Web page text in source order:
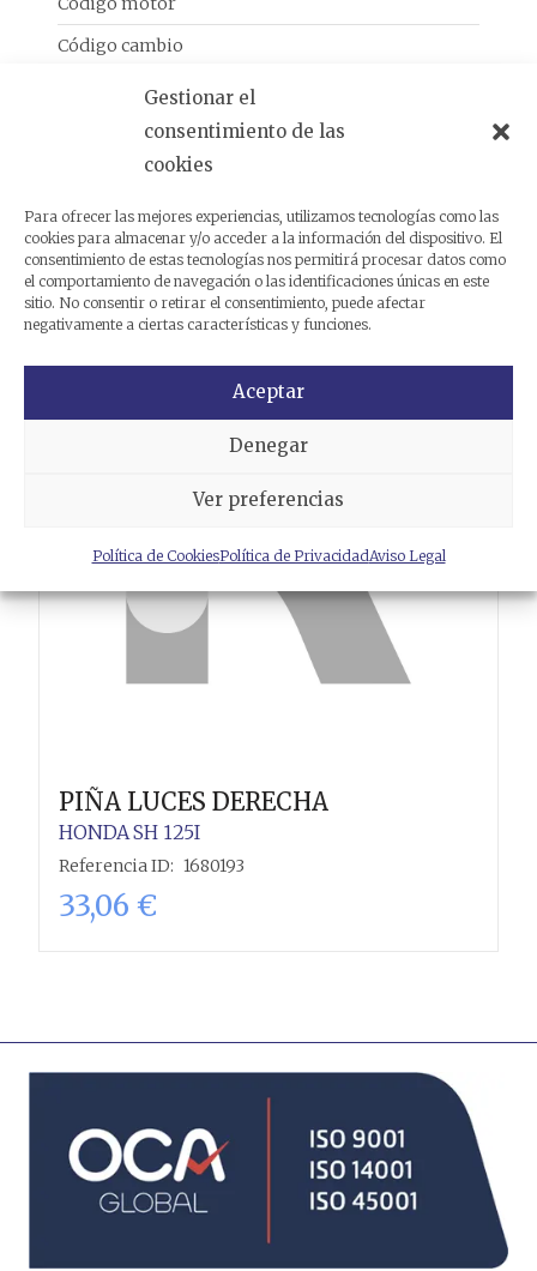
Gestionar el
consentimiento de las
cookies
Para ofrecer las mejores experiencias, utilizamos tecnologías como las
cookies para almacenar y/o acceder a la información del dispositivo. El
consentimiento de estas tecnologías nos permitirá procesar datos como
el comportamiento de navegación o las identificaciones únicas en este
sitio. No consentir o retirar el consentimiento, puede afectar
negativamente a ciertas características y funciones.
Aceptar
Denegar
Ver preferencias
Política de CookiesPolítica de PrivacidadAviso Legal
Código cambio
Productos relacionados
PIÑA LUCES DERECHA
HONDASH 125I
Referencia ID: 1680193
33,06 €